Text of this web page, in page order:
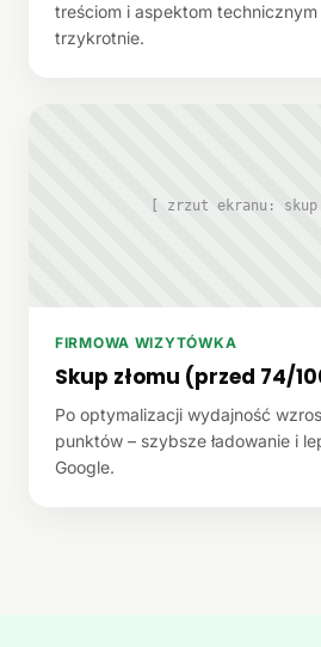
treściom i aspektom technicznym
trzykrotnie.
[ zrzut ekranu: skup
FIRMOWA WIZYTÓWKA
Skup złomu (przed 74/
Po optymalizacji wydajność
punktów – szybsze ładowanie i
Google.